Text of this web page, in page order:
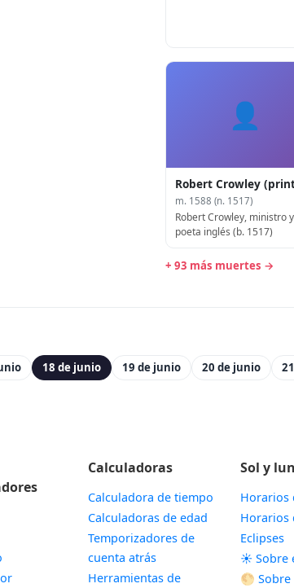
👤
Robert Crowley
m. 1588 (n. 1517)
Robert Crowley, ministro y
poeta inglés (b. 1517)
+ 93 más muertes →
18 de junio 19 de junio 20 de junio
Calculadoras
Calculadora de tiempo
Calculadoras de edad
Temporizadores de
cuenta atrás
Herramientas de
Sol y
Horarios
Horarios
Eclipses
☀️ Sobre
🌕 Sobre